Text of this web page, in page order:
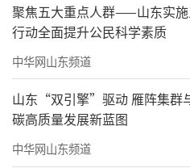
器”，那么科创大走
是“弹药库”。
作为一家聚焦工业
企业，青岛墨纳森智能
一个痛点——
聚焦五大重点人群——山东实
行动全面提升公民科学素质
中华网山东频道
山东“双引擎”驱动 雁阵集
碳高质量发展新蓝图
中华网山东频道